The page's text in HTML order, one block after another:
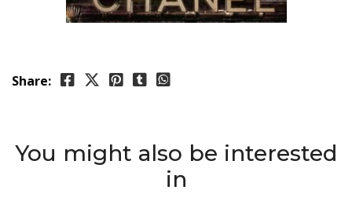
Share:
You might also be interested
in